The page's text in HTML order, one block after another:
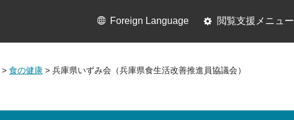
Foreign Language 閲覧支援メニュー
> 食の健康 > 兵庫県いずみ会（兵庫県食生活改善推進員協議会）